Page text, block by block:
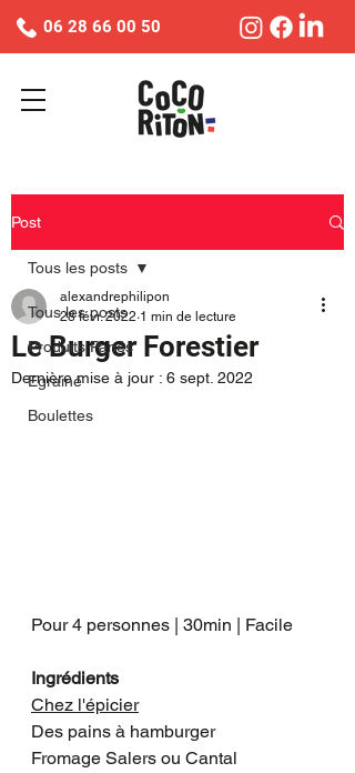
06 28 66 00 50
Post
Tous les posts
Produits Panés
Egrainé
Boulettes
Tous les posts
Le Burger Forestier
alexandrephilipon
28 févr. 2022 1 min de lecture
Dernière mise à jour : 6 sept. 2022
Pour 4 personnes | 30min | Facile
Ingrédients
Chez l'épicier
Des pains à hamburger
Fromage Salers ou Cantal